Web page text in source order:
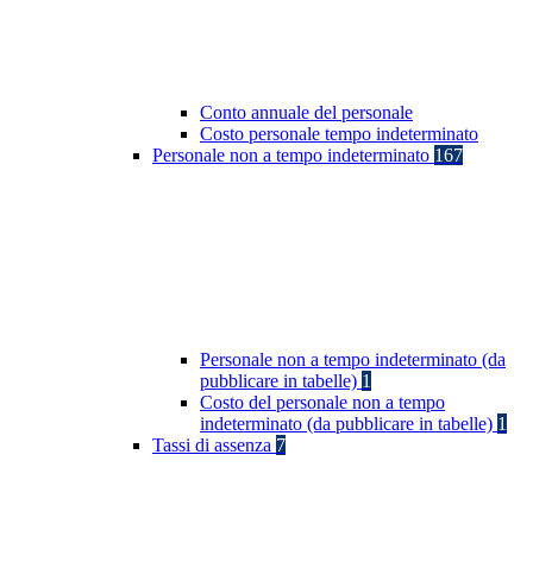
Conto annuale del personale
Costo personale tempo indeterminato
Personale non a tempo indeterminato 167
Personale non a tempo indeterminato (da
pubblicare in tabelle) 1
Costo del personale non a tempo
indeterminato (da pubblicare in tabelle) 1
Tassi di assenza 7